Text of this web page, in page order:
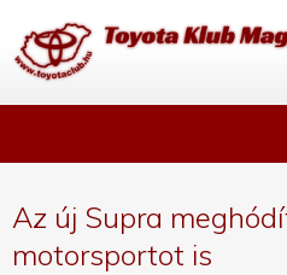
Az új Supra
motorsportot is